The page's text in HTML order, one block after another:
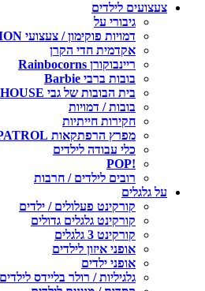
צעצועים לילדים
גיבורי על
דמויות פוקימון / צעצועי POKEMON
אקדמית חדי הקרן
ריינבוקורן Rainbocorns
בובות ברבי Barbie
בית הבובות של גבי GABBY'S DOLLHOUSE
בובות / דמויות
חקירות חייתיות
מפרץ הרפתקאות PAW PATROL
כלי עבודה לילדים
!POP
רובים לילדים / חרבות
על גלגלים
קורקינט פעלולים / ילדים
קורקינט גלגלים גדולים
קורקינט 3 גלגלים
אופני איזון לילדים
אופני ילדים
גלגיליות / רולר בליידס לילדים